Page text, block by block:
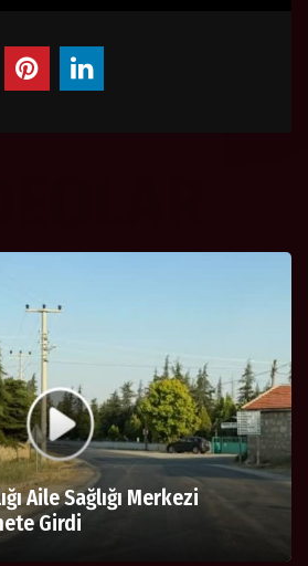
Aile Sağlığı Merkezi
Girdi